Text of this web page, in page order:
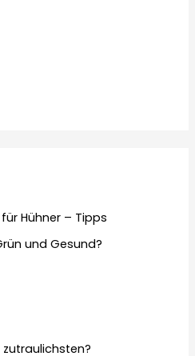
Hühner – Tipps
und Gesund?